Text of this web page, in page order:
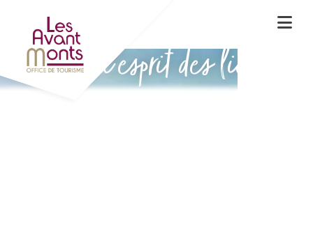
Vivez l'esprit des lieux